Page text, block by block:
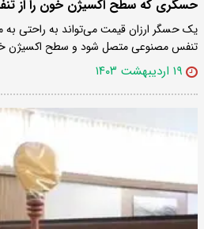
حسگری که سطح اکسیژن خون را
یک حسگر ارزان قیمت می‌تواند به راحتی
تنفس مصنوعی متصل شود و سطح اکسیژن
۱۹ اردیبهشت ۱۴۰۳